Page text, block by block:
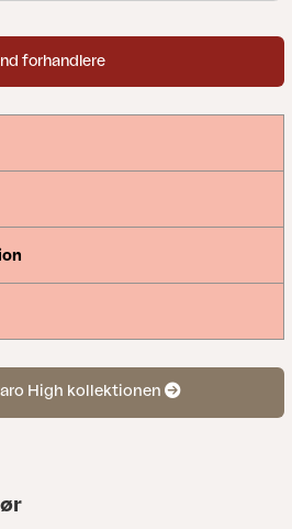
forhandlere
High kollektionen